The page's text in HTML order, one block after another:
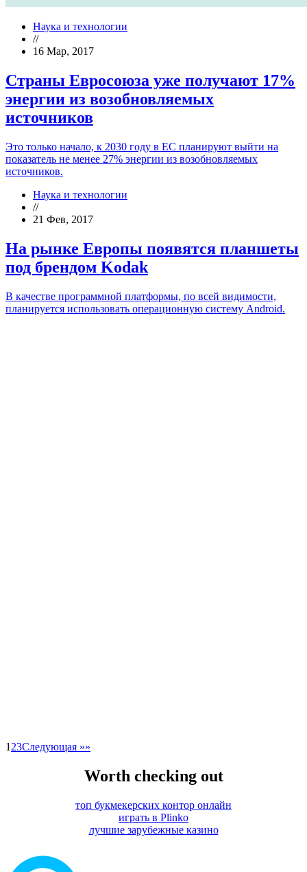
Наука и технологии
//
16 Мар, 2017
Страны Евросоюза уже получают 17%
энергии из возобновляемых
источников
Это только начало, к 2030 году в ЕС планируют выйти на
показатель не менее 27% энергии из возобновляемых
источников.
Наука и технологии
//
21 Фев, 2017
На рынке Европы появятся планшеты
под брендом Kodak
В качестве программной платформы, по всей видимости,
планируется использовать операционную систему Android.
1 23Следующая »»
Worth checking out
топ букмекерских контор онлайн
играть в Plinko
лучшие зарубежные казино